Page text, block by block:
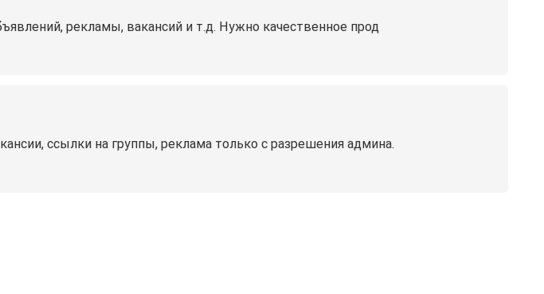
рекламы, вакансий и т.д. Нужно качественное прод
ссылки на группы, реклама только с разрешения админа.